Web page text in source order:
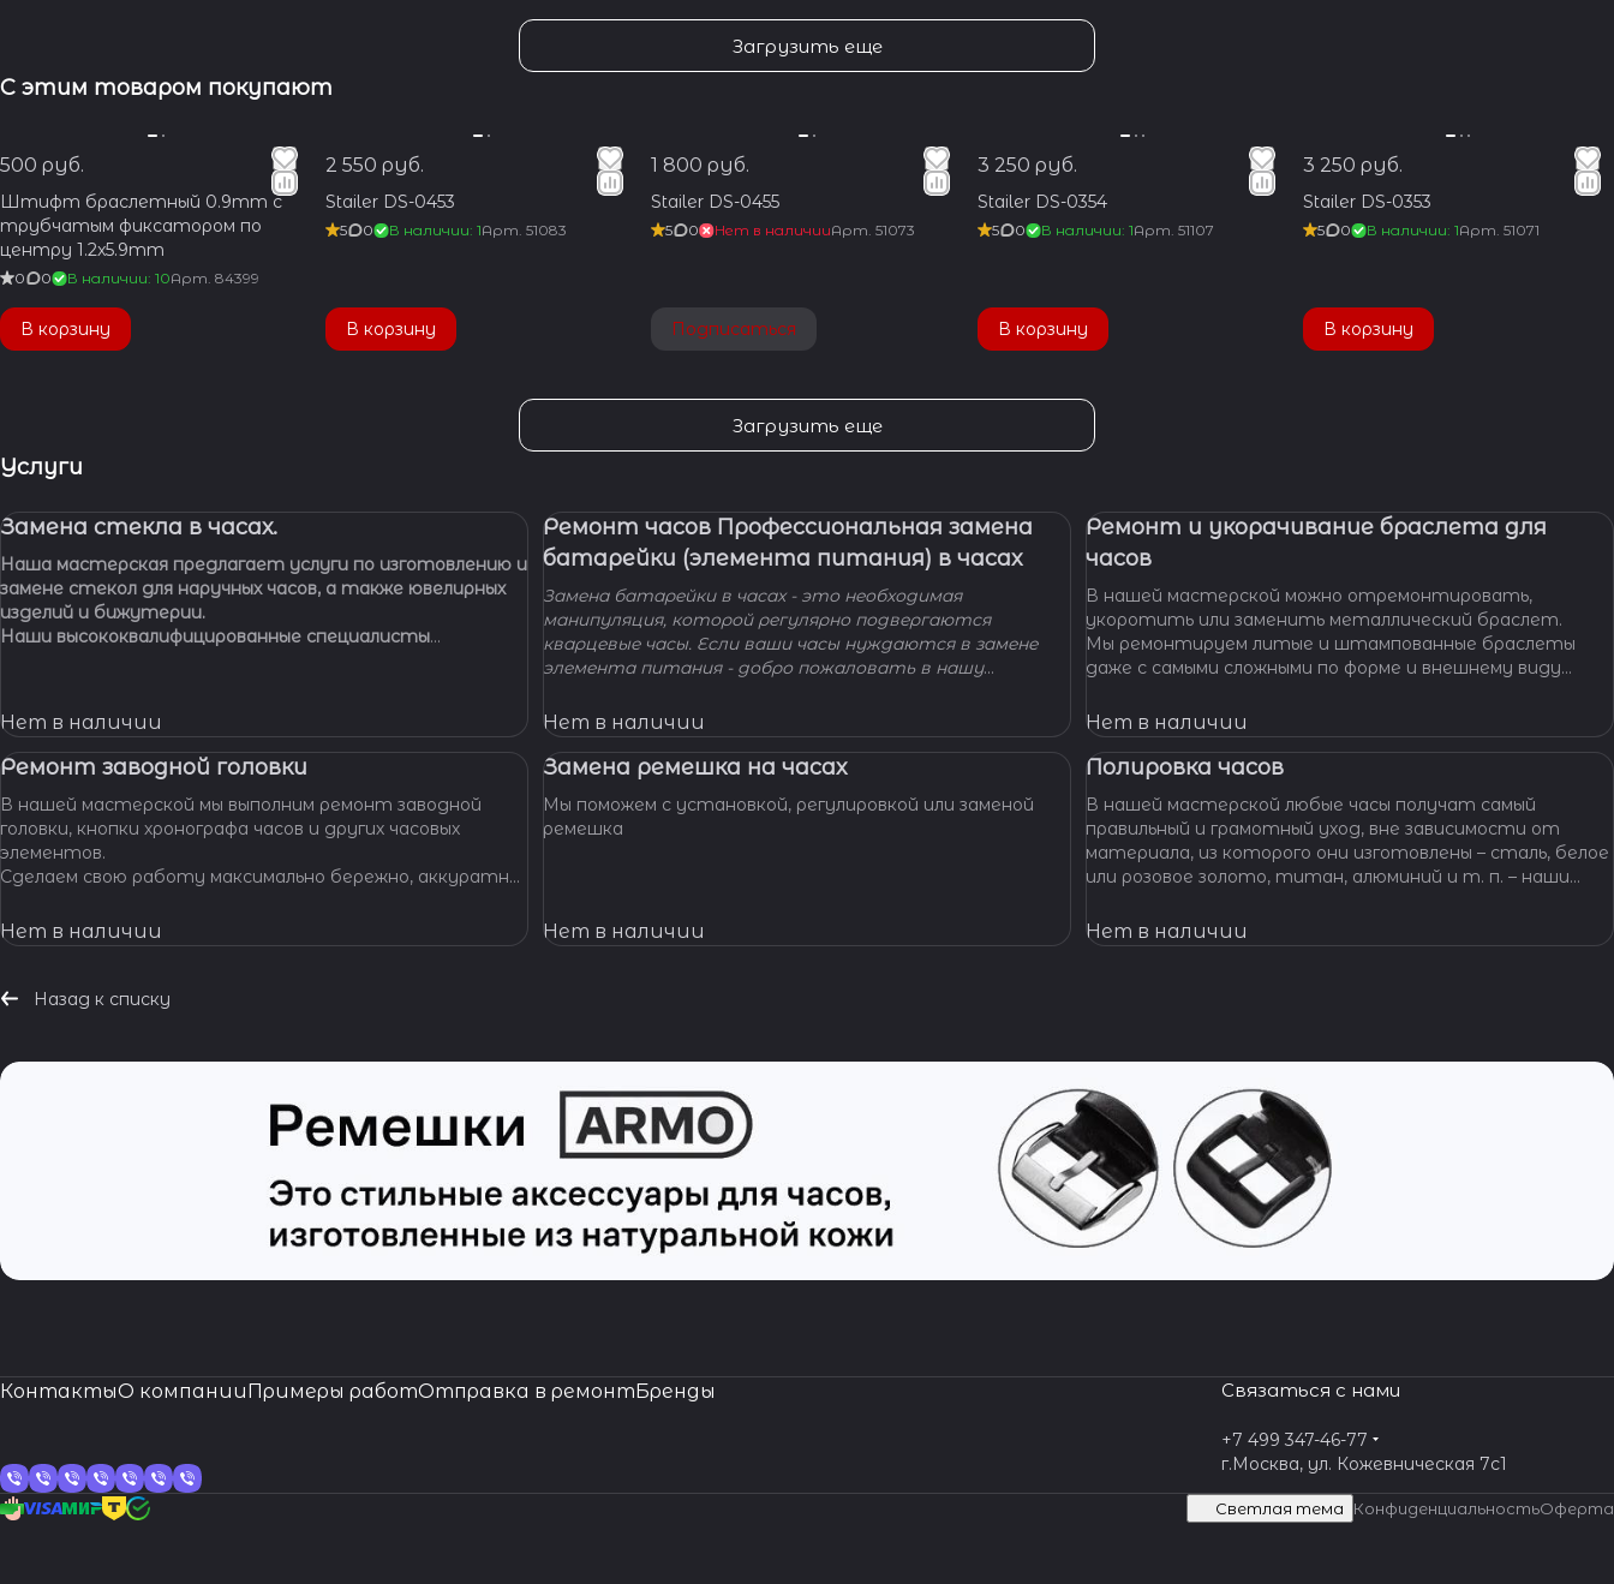
Загрузить еще
С этим товаром покупают
500 руб.
Штифт браслетный 0.9mm с
трубчатым фиксатором по
центру 1.2x5.9mm
0 0 В наличии: 10Арт. 84399
В корзину
2 550 руб.
Stailer DS-0453
5 0 В наличии: 1Арт.51083
В корзину
1 800 руб.
Stailer DS-0455
5 0 Нет в наличииАрт.51073
Подписаться
3 250 руб.
Stailer DS-0354
5 0 В наличии: 1Арт. 51107
В корзину
3 250 руб.
Stailer DS-0353
5 0 В наличии: 1Арт. 51071
В корзину
Загрузить еще
Услуги
Замена стекла в часах.
Наша мастерская предлагает услуги по изготовлению и
замене стекол для наручных часов, а также ювелирных
изделий и бижутерии.
Наши высококвалифицированные специалисты
Нет в наличии
Ремонт часов Профессиональная замена
батарейки (элемента питания) в часах
Замена батарейки в часах - это необходимая
манипуляция, которой регулярно подвергаются
кварцевые часы. Если ваши часы нуждаются в замене
элемента питания - добро пожаловать в нашу
вам решить вашу проблему и произведут замену
батарейки профессионально, быстро, качественно и по
доступной цене.
Нет в наличии
Ремонт и укорачивание браслета для
часов
В нашей мастерской можно отремонтировать,
укоротить или заменить металлический браслет.
Мы ремонтируем литые и штампованные браслеты
даже с самыми сложными по форме и внешнему виду
Нет в наличии
Ремонт заводной головки
В нашей мастерской мы выполним ремонт заводной
головки, кнопки хронографа часов и других часовых
элементов.
Сделаем свою работу максимально бережно, аккуратно
часов.
Нет в наличии
Замена ремешка на часах
Мы поможем с установкой, регулировкой или заменой
ремешка
Нет в наличии
Полировка часов
В нашей мастерской любые часы получат самый
правильный и грамотный уход, вне зависимости от
материала, из которого они изготовлены – сталь, белое
или розовое золото, титан, алюминий и т. п. – наши
материал.
Нет в наличии
Назад к списку
КонтактыО компанииПримеры работОтправка в ремонтБренды Связаться с нами
+7 499 347-46-77
г.Москва, ул. Кожевническая 7c1
Светлая тема КонфиденциальностьОферта